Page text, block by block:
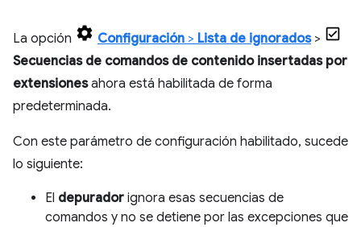
La opción Configuración > Lista de ignorados>
Secuencias de comandos de contenido insertadas por
extensionesahora está habilitada de forma
predeterminada.
Con este parámetro de configuración habilitado, sucede
lo siguiente:
El depurador ignora esas secuencias de
comandos y no se detiene por las excepciones que